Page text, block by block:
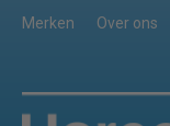
Merken Over ons